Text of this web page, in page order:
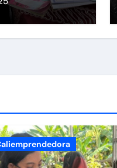
Bus Jelang Natal
Kota Sehat (KKS)
Solusi.
sih?